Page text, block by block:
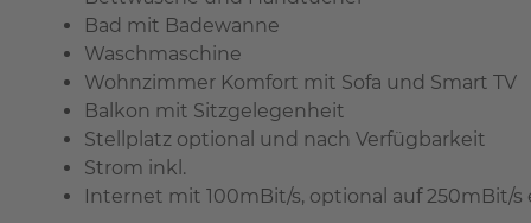
Bad mit Badewanne
Waschmaschine
Wohnzimmer Komfort mit Sofa und Smart TV
Balkon mit Sitzgelegenheit
Stellplatz optional und nach Verfügbarkeit
Strom inkl.
Internet mit 100mBit/s, optional auf 250mBit/